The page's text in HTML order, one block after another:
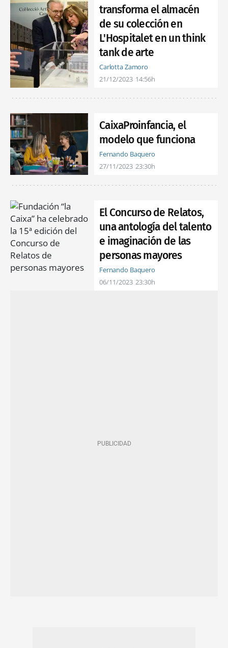
transforma el almacén
de su colección en
L'Hospitalet en un think
tank de arte
Carlotta Zamoro
21/12/2023 14:56h
CaixaProinfancia, el
modelo que funciona
Fernando Baquero
27/11/2023 23:30h
El Concurso de Relatos,
una antología del talento
e imaginación de las
personas mayores
Fernando Baquero
06/11/2023 23:30h